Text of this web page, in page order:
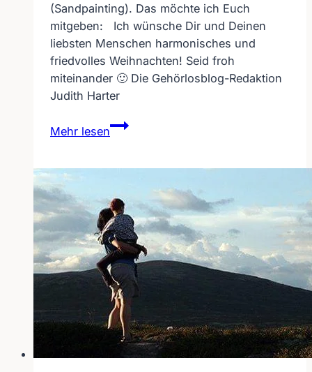
(Sandpainting). Das möchte ich Euch
mitgeben: Ich wünsche Dir und Deinen
liebsten Menschen harmonisches und
friedvolles Weihnachten! Seid froh
miteinander 🙂 Die Gehörlosblog-Redaktion
Judith Harter
Mehr lesen
Weihnachten
2018